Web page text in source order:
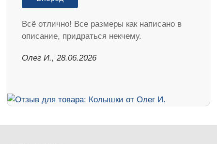
Всё отлично! Все размеры как написано в
описание, придраться некчему.
Олег И., 28.06.2026